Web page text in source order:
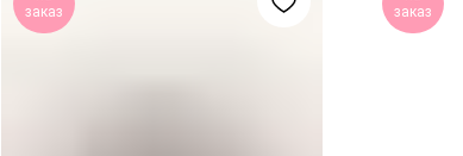
заказ
заказ